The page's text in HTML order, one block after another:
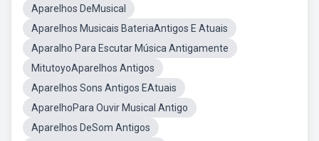
Aparelhos DeMusical
Aparelhos Musicais BateriaAntigos E Atuais
Aparalho Para Escutar Música Antigamente
MitutoyoAparelhos Antigos
Aparelhos Sons Antigos EAtuais
AparelhoPara Ouvir Musical Antigo
Aparelhos DeSom Antigos